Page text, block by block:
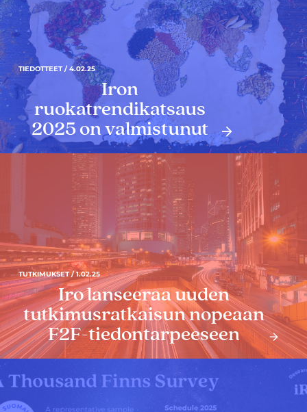
TIEDOTTEET / 4.02.25
Iron
ruokatrendikatsaus
2025 on valmistunut
TUTKIMUKSET / 1.02.25
Iro lanseeraa uuden
tutkimusratkaisun nopeaan
F2F-tiedontarpeeseen